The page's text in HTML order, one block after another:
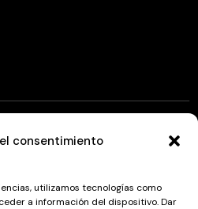
consentimiento
utilizamos tecnologías como
a información del dispositivo. Dar